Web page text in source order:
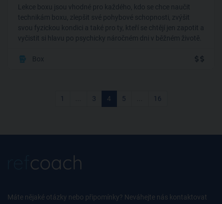
Lekce boxu jsou vhodné pro každého, kdo se chce naučit
technikám boxu, zlepšit své pohybové schopnosti, zvýšit
svou fyzickou kondici a také pro ty, kteří se chtějí jen zapotit a
vyčistit si hlavu po psychicky náročném dni v běžném životě.
Box
1 3 4 5 16
Máte nějaké otázky nebo připomínky? Neváhejte nás kontaktovat